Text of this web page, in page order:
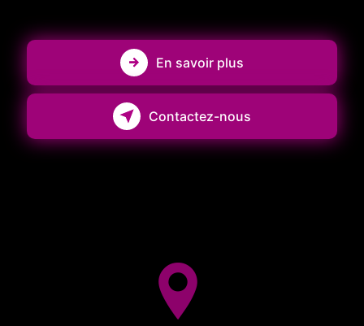
En savoir plus
Contactez-nous